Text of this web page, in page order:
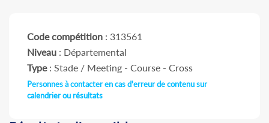
Code compétition : 313561
Niveau : Départemental
Type: Stade / Meeting - Course - Cross
Personnes à contacter en cas d'erreur de contenu sur
calendrier ou résultats